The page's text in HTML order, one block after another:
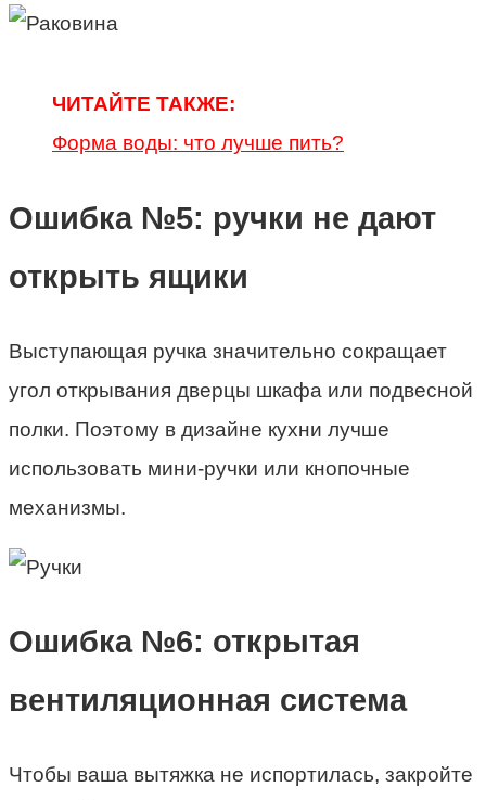
ЧИТАЙТЕ ТАКЖЕ:
Форма воды: что лучше пить?
Ошибка №5: ручки не дают
открыть ящики
Выступающая ручка значительно сокращает
угол открывания дверцы шкафа или подвесной
полки. Поэтому в дизайне кухни лучше
использовать мини-ручки или кнопочные
механизмы.
Ошибка №6: открытая
вентиляционная система
Чтобы ваша вытяжка не испортилась, закройте